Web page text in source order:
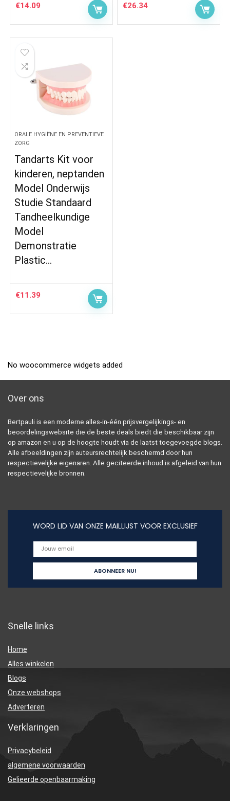
€14.09 €26.34
ORALE HYGIËNE EN PREVENTIEVE
ZORG
Tandarts Kit voor
kinderen, neptanden
Model Onderwijs
Studie Standaard
Tandheelkundige
Model
Demonstratie
Plastic…
€11.39
No woocommerce widgets added
Over ons
Bertpauli is een moderne alles-in-één prijsvergelijkings- en
beoordelingswebsite die de beste deals biedt die beschikbaar zijn
op amazon en u op de hoogte houdt via de laatst toegevoegde blogs.
Alle afbeeldingen zijn auteursrechtelijk beschermd door hun
respectievelijke eigenaren. Alle geciteerde inhoud is afgeleid van hun
respectievelijke bronnen.
WORD LID VAN ONZE MAILLIJST VOOR EXCLUSIEF
Snelle links
Home
Alles winkelen
Blogs
Onze webshops
Adverteren
Verklaringen
Privacybeleid
algemene voorwaarden
Gelieerde openbaarmaking